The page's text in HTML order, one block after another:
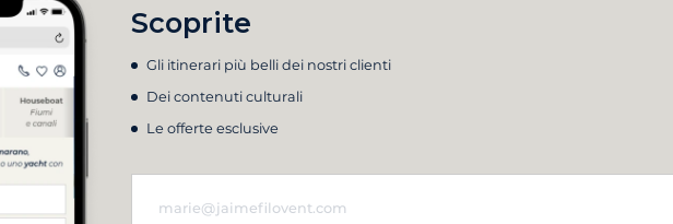
Scoprite
Gli itinerari più belli dei nostri clienti
Dei contenuti culturali
Le offerte esclusive